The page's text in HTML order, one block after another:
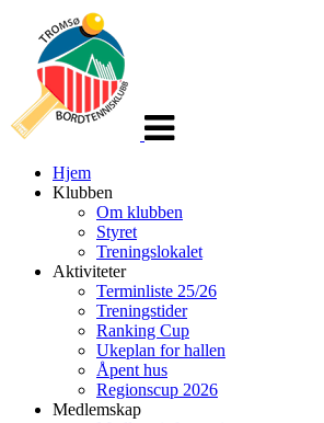
Hjem
Klubben
Om klubben
Styret
Treningslokalet
Aktiviteter
Terminliste 25/26
Treningstider
Ranking Cup
Ukeplan for hallen
Åpent hus
Regionscup 2026
Medlemskap